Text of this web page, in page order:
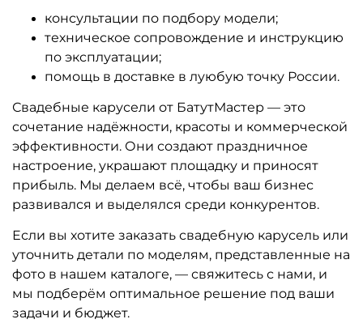
консультации по подбору модели;
техническое сопровождение и инструкцию
по эксплуатации;
помощь в доставке в луюбую точку России.
Свадебные карусели от БатутМастер — это
сочетание надёжности, красоты и коммерческой
эффективности. Они создают праздничное
настроение, украшают площадку и приносят
прибыль. Мы делаем всё, чтобы ваш бизнес
развивался и выделялся среди конкурентов.
Если вы хотите заказать свадебную карусель или
уточнить детали по моделям, представленные на
фото в нашем каталоге, — свяжитесь с нами, и
мы подберём оптимальное решение под ваши
задачи и бюджет.